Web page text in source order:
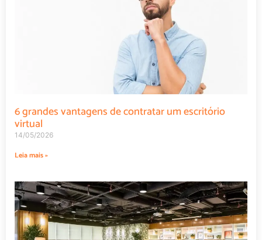
6 grandes vantagens de contratar um escritório
virtual
14/05/2026
Leia mais »